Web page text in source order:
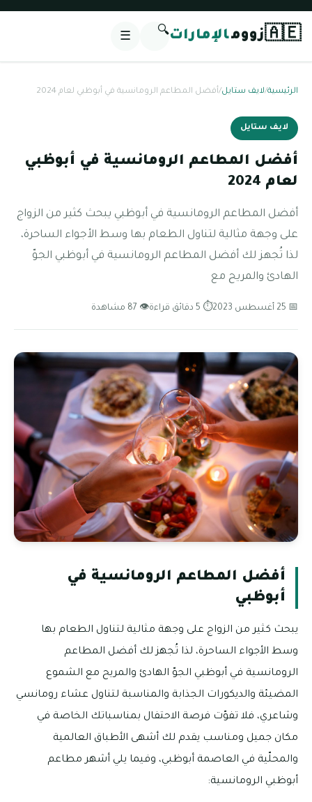
🇦🇪زوومالإمارات🔍
☰
الرئيسية/لايف ستايل/أفضل المطاعم الرومانسية في أبوظبي لعام 2024
لايف ستايل
أفضل المطاعم الرومانسية في أبوظبي
لعام 2024
أفضل المطاعم الرومانسية في أبوظبي يبحث كثير من الزواج
على وجهة مثالية لتناول الطعام بها وسط الأجواء الساحرة،
لذا تُجهز لك أفضل المطاعم الرومانسية في أبوظبي الجوّ
الهادئ والمريح مع
📅 25 أغسطس 2023 ⏱ 5 دقائق قراءة 👁 87 مشاهدة
أفضل المطاعم الرومانسية في
أبوظبي
يبحث كثير من الزواج على وجهة مثالية لتناول الطعام بها
وسط الأجواء الساحرة، لذا تُجهز لك أفضل المطاعم
الرومانسية في أبوظبي الجوّ الهادئ والمريح مع الشموع
المضيئة والديكورات الجذابة والمناسبة لتناول عشاء رومانسي
وشاعري، فلا تفوّت فرصة الاحتفال بمناسباتك الخاصة في
مكان جميل ومناسب يقدم لك أشهى الأطباق العالمية
والمحلّية في العاصمة أبوظبي، وفيما يلي أشهر مطاعم
أبوظبي الرومانسية: